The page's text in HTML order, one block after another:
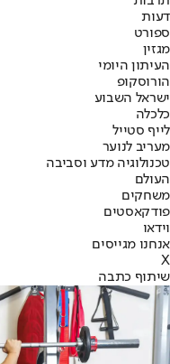
דעות
ספורט
מגזין
העיתון היומי
הורוסקופ
ישראל השבוע
כלכלה
לייף סטייל
מעריב לנוער
טכנולוגיה מדע וסביבה
העולם
משחקים
פודקאסטים
וידאו
אנחנו מגייסים
X
שיתוף כתבה